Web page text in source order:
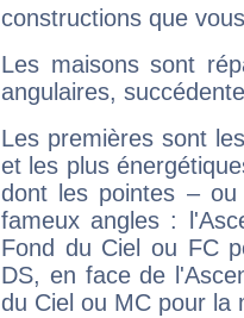
constructions que
Les maisons sont
angulaires,
Les premières sont
et les plus
dont les pointes –
fameux angles :
Fond du Ciel ou FC
DS, en face de
du Ciel ou MC pour la